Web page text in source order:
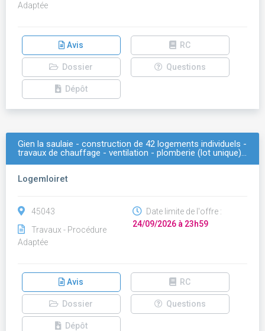
Adaptée
Avis RC
Dossier Questions
Dépôt
Gien la saulaie - construction de 42 logements individuels -
travaux de chauffage - ventilation - plomberie (lot unique)…
Logemloiret
45043
Travaux - Procédure
Adaptée
Date limite de l'offre :
24/09/2026 à 23h59
Avis RC
Dossier Questions
Dépôt